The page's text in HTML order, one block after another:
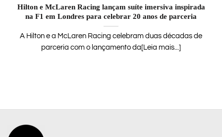
Hilton e McLaren Racing lançam suíte imersiva inspirada
na F1 em Londres para celebrar 20 anos de parceria
A Hilton e a McLaren Racing celebram duas décadas de
parceria com o lançamento da[Leia mais...]